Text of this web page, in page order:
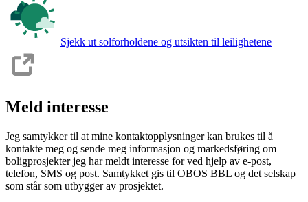
Sjekk ut solforholdene og utsikten til leilighetene
Meld interesse
Jeg samtykker til at mine kontaktopplysninger kan brukes til å
kontakte meg og sende meg informasjon og markedsføring om
boligprosjekter jeg har meldt interesse for ved hjelp av e-post,
telefon, SMS og post. Samtykket gis til OBOS BBL og det selskap
som står som utbygger av prosjektet.